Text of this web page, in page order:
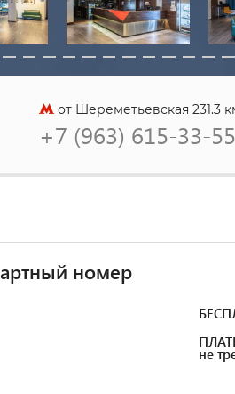
от Шереметьевская 231.3
+7 (963) 615-33-55
номер
не